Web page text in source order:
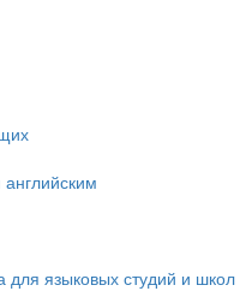
для языковых студий и школ